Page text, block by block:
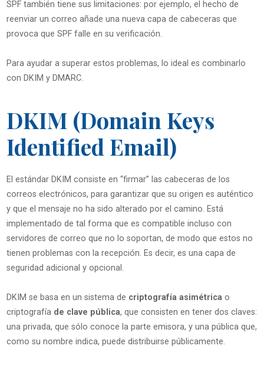
SPF también tiene sus limitaciones: por ejemplo, el hecho de
reenviar un correo añade una nueva capa de cabeceras que
provoca que SPF falle en su verificación.
Para ayudar a superar estos problemas, lo ideal es combinarlo
con DKIM y DMARC.
DKIM (Domain Keys
Identified Email)
El estándar DKIM consiste en “firmar” las cabeceras de los
correos electrónicos, para garantizar que su origen es auténtico
y que el mensaje no ha sido alterado por el camino. Está
implementado de tal forma que es compatible incluso con
servidores de correo que no lo soportan, de modo que estos no
tienen problemas con la recepción. Es decir, es una capa de
seguridad adicional y opcional.
DKIM se basa en un sistema de criptografía asimétricao
criptografía de clave pública, que consisten en tener dos claves:
una privada, que sólo conoce la parte emisora, y una pública que,
como su nombre indica, puede distribuirse públicamente.